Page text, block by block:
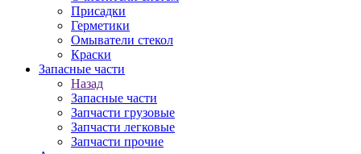
Присадки
Герметики
Омыватели стекол
Краски
Запасные части
Назад
Запасные части
Запчасти грузовые
Запчасти легковые
Запчасти прочие